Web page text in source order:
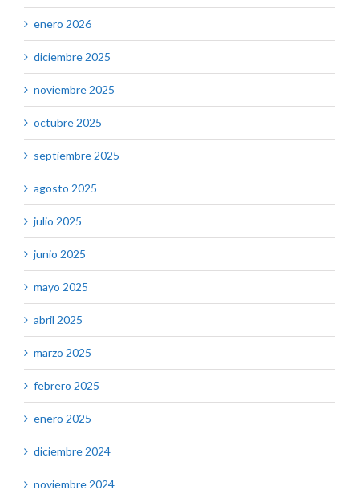
enero 2026
diciembre 2025
noviembre 2025
octubre 2025
septiembre 2025
agosto 2025
julio 2025
junio 2025
mayo 2025
abril 2025
marzo 2025
febrero 2025
enero 2025
diciembre 2024
noviembre 2024